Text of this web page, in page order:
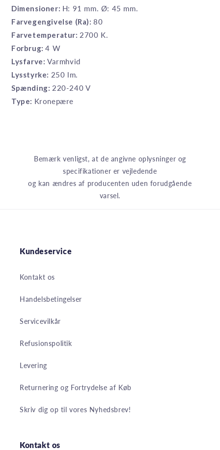
Dimensioner: H: 91 mm. Ø: 45 mm.
Farvegengivelse (Ra):80
Farvetemperatur: 2700 K.
Forbrug:4 W
Lysfarve: Varmhvid
Lysstyrke: 250 lm.
Spænding: 220-240 V
Type: Kronepære
Bemærk venligst, at de angivne oplysninger og
specifikationer er vejledende
og kan ændres af producenten uden forudgående
varsel.
Kundeservice
Kontakt os
Handelsbetingelser
Servicevilkår
Refusionspolitik
Levering
Returnering og Fortrydelse af Køb
Skriv dig op til vores Nyhedsbrev!
Kontakt os